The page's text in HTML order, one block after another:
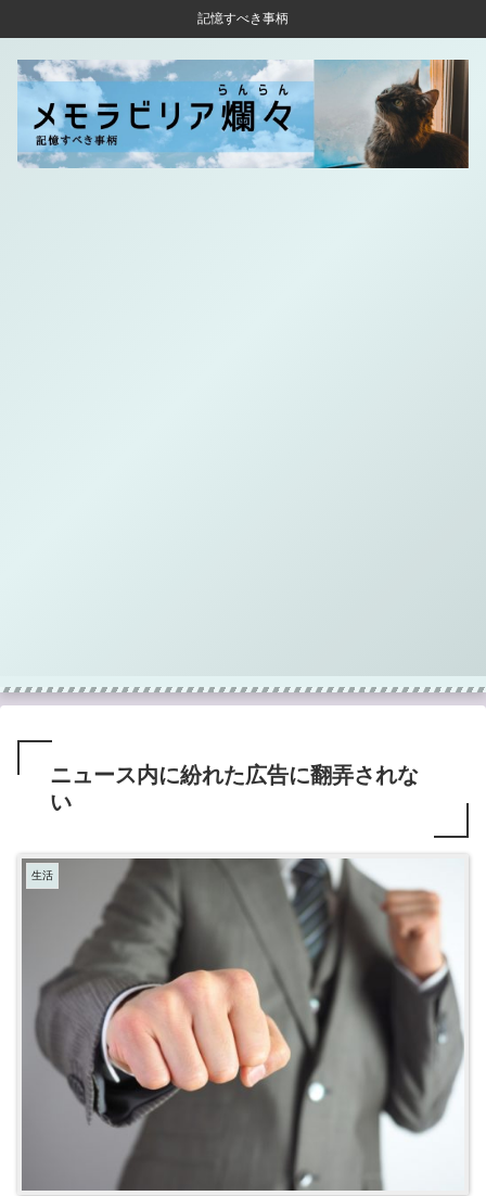
記憶すべき事柄
ニュース内に紛れた広告に翻弄されな
い
生活